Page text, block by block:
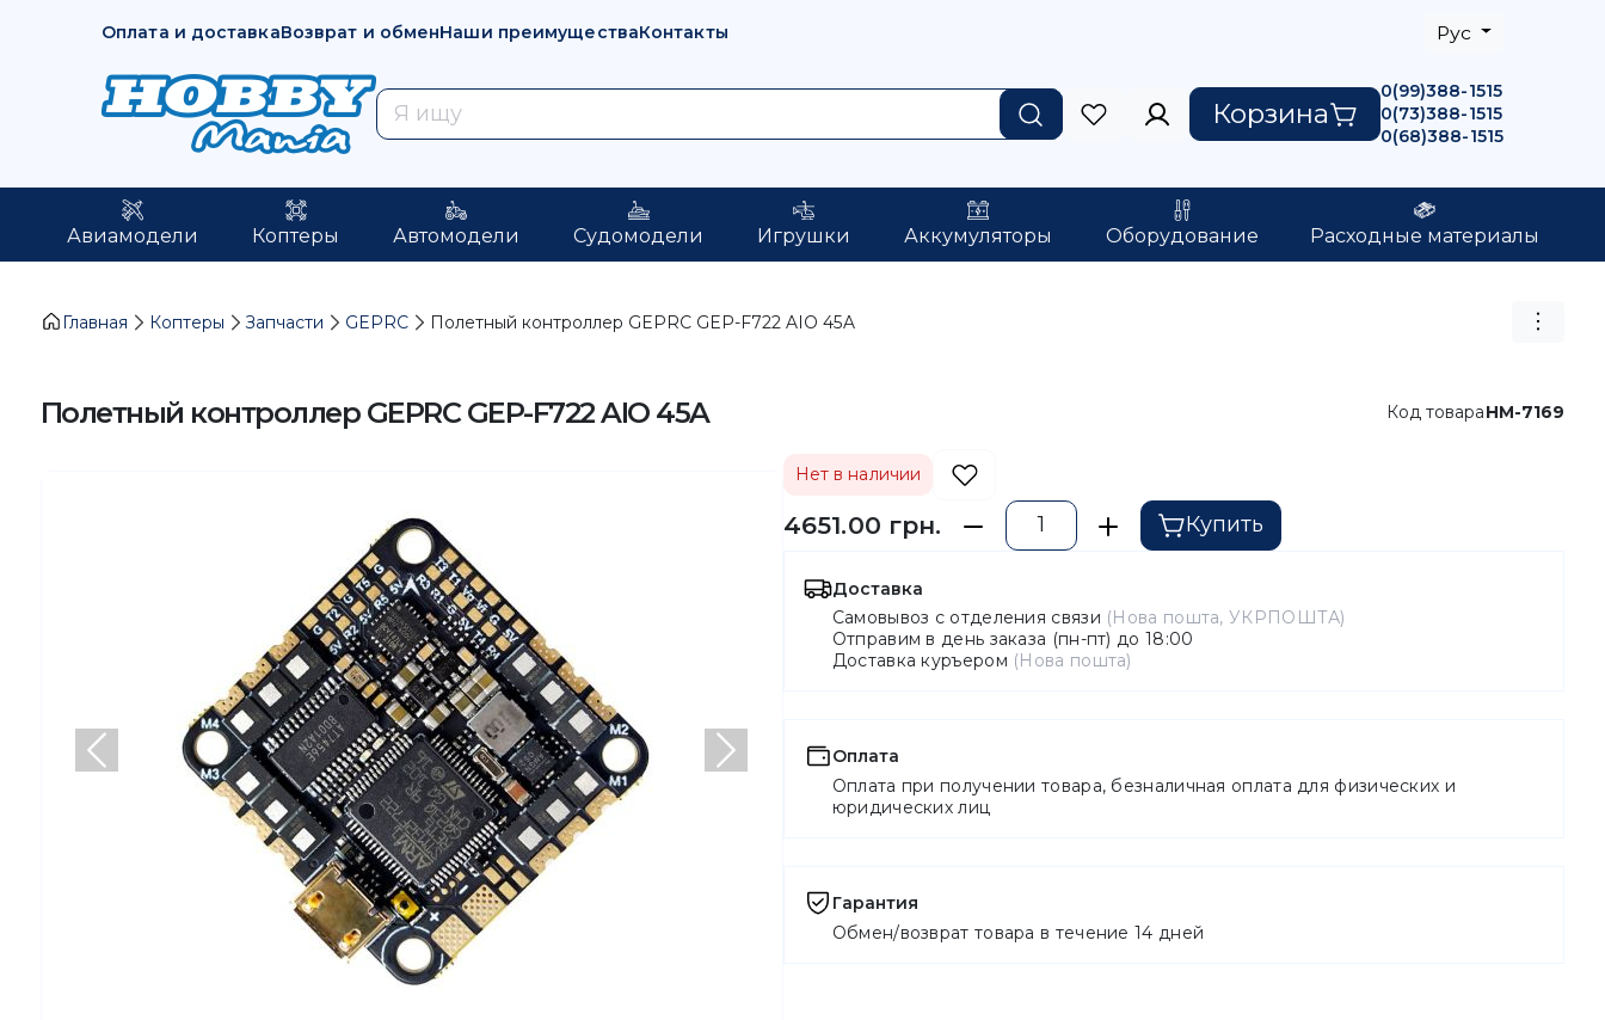
Оплата и доставкаВозврат и обменНаши преимуществаКонтакты Рус
Корзина
0(99)388-1515
0(73)388-1515
0(68)388-1515
Авиамодели Коптеры Автомодели Судомодели Игрушки Аккумуляторы Оборудование Расходные материалы
Главная Коптеры Запчасти GEPRC Полетный контроллер GEPRC GEP-F722 AIO 45A
Полетный контроллер GEPRC GEP-F722 AIO 45A Код товараHM-7169
Предыдущий Следующий
Нет в наличии
4651.00 грн. Купить
Доставка
Самовывоз с отделения связи (Нова пошта, УКРПОШТА)
Отправим в день заказа (пн-пт) до 18:00
Доставка куръером (Нова пошта)
Оплата
Оплата при получении товара, безналичная оплата для физических и
юридических лиц
Гарантия
Обмен/возврат товара в течение 14 дней